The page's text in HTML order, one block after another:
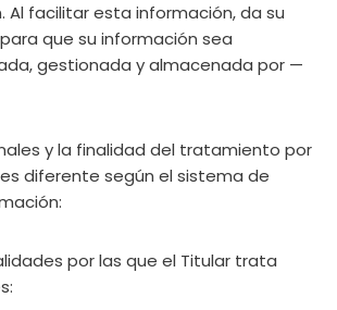
Al facilitar esta información, da su
que su información sea
gestionada y almacenada por —
y la finalidad del tratamiento por
diferente según el sistema de
por las que el Titular trata